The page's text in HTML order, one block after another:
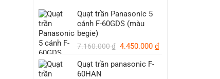
Quạt trần Panasonic 5
cánh F-60GDS (màu
begie)
7.160.000₫ Giá
là:
4.450.000 ₫Giá
Quạt trần panasonic F-
60HAN